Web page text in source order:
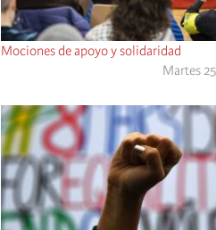
Mociones de apoyo y solidaridad
Martes